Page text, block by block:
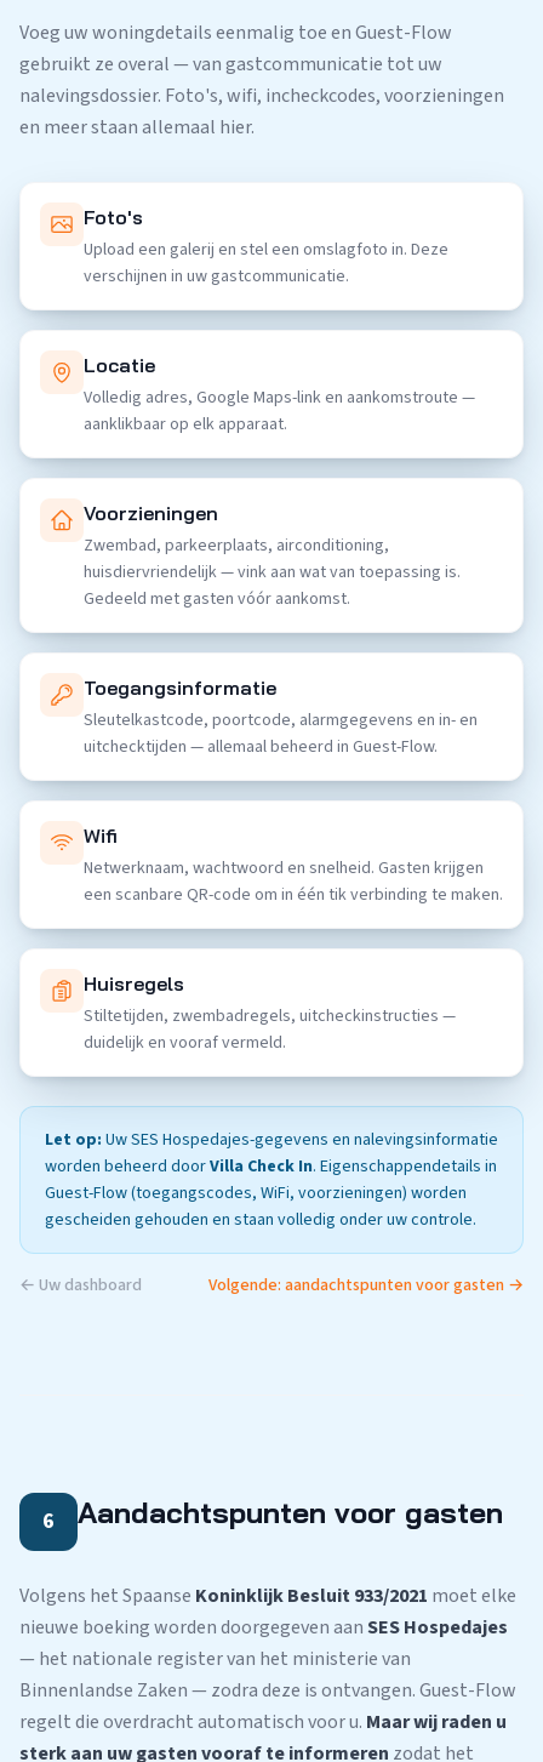
Voeg uw woningdetails eenmalig toe en Guest-Flow
gebruikt ze overal — van gastcommunicatie tot uw
nalevingsdossier. Foto's, wifi, incheckcodes, voorzieningen
en meer staan allemaal hier.
Foto's
Upload een galerij en stel een omslagfoto in. Deze
verschijnen in uw gastcommunicatie.
Locatie
Volledig adres, Google Maps-link en aankomstroute —
aanklikbaar op elk apparaat.
Voorzieningen
Zwembad, parkeerplaats, airconditioning,
huisdiervriendelijk — vink aan wat van toepassing is.
Gedeeld met gasten vóór aankomst.
Toegangsinformatie
Sleutelkastcode, poortcode, alarmgegevens en in- en
uitchecktijden — allemaal beheerd in Guest-Flow.
Wifi
Netwerknaam, wachtwoord en snelheid. Gasten krijgen
een scanbare QR-code om in één tik verbinding te maken.
Huisregels
Stiltetijden, zwembadregels, uitcheckinstructies —
duidelijk en vooraf vermeld.
Let op: Uw SES Hospedajes-gegevens en nalevingsinformatie
worden beheerd doorVilla Check In. Eigenschappendetails in
Guest-Flow (toegangscodes, WiFi, voorzieningen) worden
gescheiden gehouden en staan volledig onder uw controle.
← Uw dashboard Volgende: aandachtspunten voor gasten →
6 Aandachtspunten voor gasten
Volgens het Spaanse Koninklijk Besluit 933/2021 moet elke
nieuwe boeking worden doorgegeven aanSES Hospedajes
— het nationale register van het ministerie van
Binnenlandse Zaken — zodra deze is ontvangen. Guest-Flow
regelt die overdracht automatisch voor u. Maar wij raden u
sterk aan uw gasten vooraf te informeren zodat het